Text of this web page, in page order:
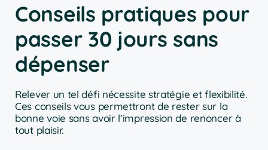
Conseils pratiques pour
passer 30 jours sans
dépenser
Relever un tel défi nécessite stratégie et flexibilité.
Ces conseils vous permettront de rester sur la
bonne voie sans avoir l’impression de renoncer à
tout plaisir.